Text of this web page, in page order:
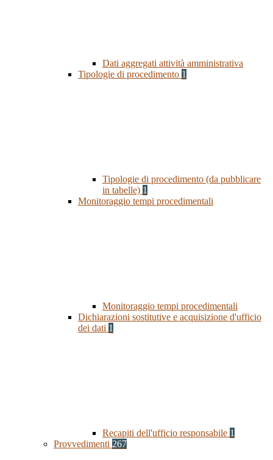
Dati aggregati attività amministrativa
Tipologie di procedimento 1
Tipologie di procedimento (da pubblicare
in tabelle) 1
Monitoraggio tempi procedimentali
Monitoraggio tempi procedimentali
Dichiarazioni sostitutive e acquisizione d'ufficio
dei dati 1
Recapiti dell'ufficio responsabile 1
Provvedimenti 267